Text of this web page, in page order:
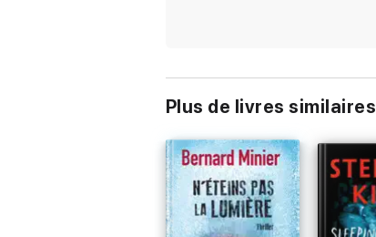
Plus de livres similaires